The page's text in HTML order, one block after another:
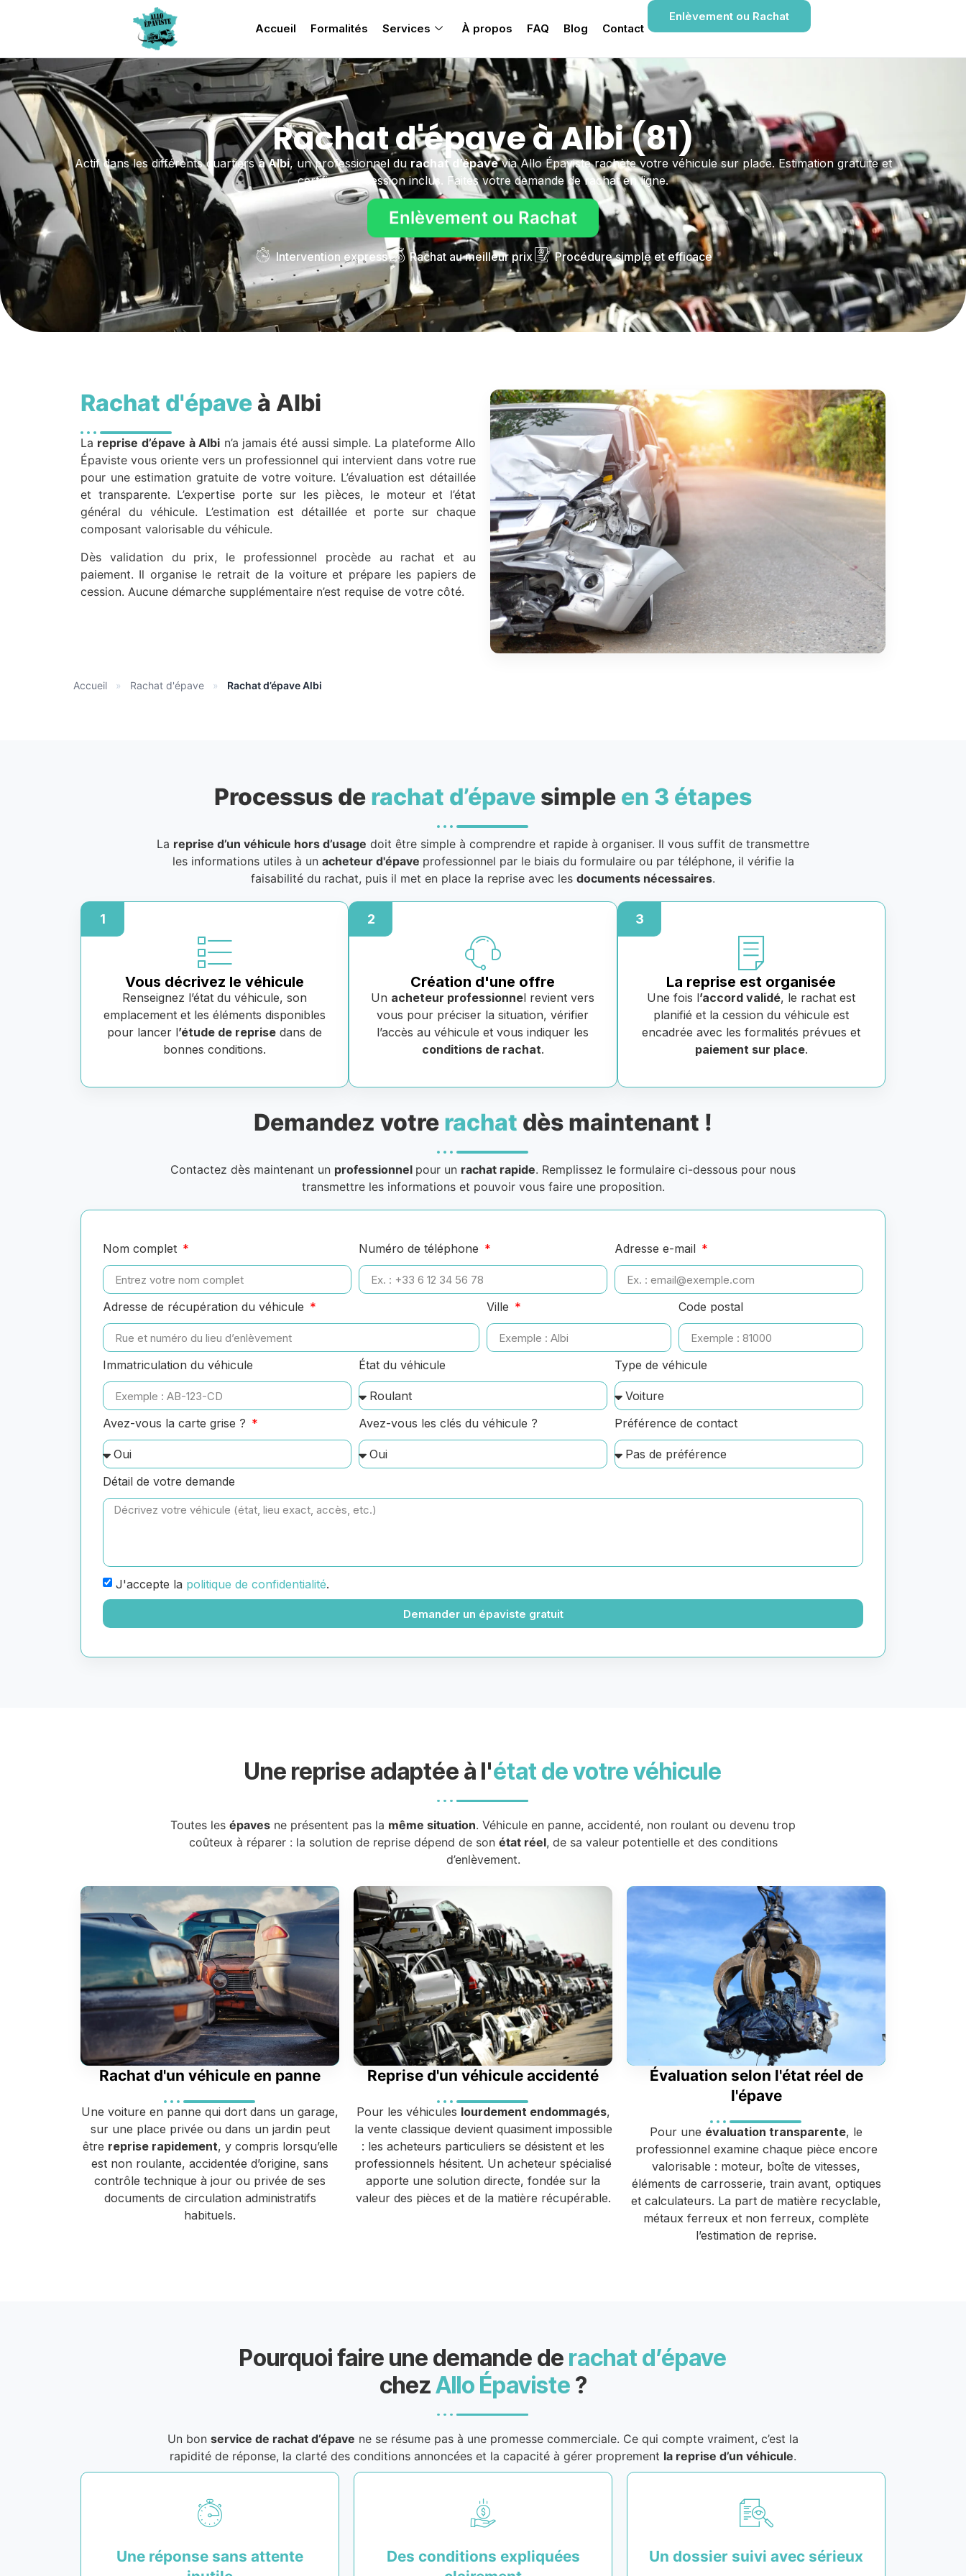
Accueil Formalités Services À propos FAQ Blog Contact
Enlèvement ou Rachat
Rachat d'épave à Albi (81)
Actif dans les différents quartiersà Albi, un professionnel du rachat d’épavevia Allo Épaviste rachète votre véhicule sur place. Estimation gratuite et
certificat de cession inclus. Faites votre demande de rachat en ligne.
Enlèvement ou Rachat
Intervention express Rachat au meilleur prix Procédure simple et efficace
Rachat d'épave à Albi
La reprise d’épave à Albi n’a jamais été aussi simple. La plateforme Allo
Épaviste vous oriente vers un professionnel qui intervient dans votre rue
pour une estimation gratuite de votre voiture. L’évaluation est détaillée
et transparente. L’expertise porte sur les pièces, le moteur et l’état
général du véhicule. L’estimation est détaillée et porte sur chaque
composant valorisable du véhicule.
Dès validation du prix, le professionnel procède au rachat et au
paiement. Il organise le retrait de la voiture et prépare les papiers de
cession. Aucune démarche supplémentaire n’est requise de votre côté.
Accueil » Rachat d'épave » Rachat d’épave Albi
Processus de rachat d’épave simple en 3 étapes
La reprise d’un véhicule hors d’usage doit être simple à comprendre et rapide à organiser. Il vous suffit de transmettre
les informations utiles à un acheteur d'épave professionnel par le biais du formulaire ou par téléphone, il vérifie la
faisabilité du rachat, puis il met en place la reprise avec les documents nécessaires.
1
Vous décrivez le véhicule
Renseignez l’état du véhicule, son
emplacement et les éléments disponibles
pour lancer l’étude de reprise dans de
bonnes conditions.
2
Création d'une offre
Un acheteur professionnel revient vers
vous pour préciser la situation, vérifier
l’accès au véhicule et vous indiquer les
conditions de rachat.
3
La reprise est organisée
Une fois l’accord validé, le rachat est
planifié et la cession du véhicule est
encadrée avec les formalités prévues et
paiement sur place.
Demandez votre rachat dès maintenant !
Contactez dès maintenant un professionnel pour un rachat rapide. Remplissez le formulaire ci-dessous pour nous
transmettre les informations et pouvoir vous faire une proposition.
Nom complet Numéro de téléphone Adresse e-mail
Adresse de récupération du véhicule Ville Code postal
Immatriculation du véhicule État du véhicule Type de véhicule
Avez-vous la carte grise ? Avez-vous les clés du véhicule ? Préférence de contact
Détail de votre demande
J'accepte la politique de confidentialité.
Demander un épaviste gratuit
Une reprise adaptée à l'état de votre véhicule
Toutes les épaves ne présentent pas la même situation. Véhicule en panne, accidenté, non roulant ou devenu trop
coûteux à réparer : la solution de reprise dépend de son état réel, de sa valeur potentielle et des conditions
d’enlèvement.
Rachat d'un véhicule en panne
Une voiture en panne qui dort dans un garage,
sur une place privée ou dans un jardin peut
être reprise rapidement, y compris lorsqu’elle
est non roulante, accidentée d’origine, sans
contrôle technique à jour ou privée de ses
documents de circulation administratifs
habituels.
Reprise d'un véhicule accidenté
Pour les véhicules lourdement endommagés,
la vente classique devient quasiment impossible
: les acheteurs particuliers se désistent et les
professionnels hésitent. Un acheteur spécialisé
apporte une solution directe, fondée sur la
valeur des pièces et de la matière récupérable.
Évaluation selon l'état réel de
l'épave
Pour une évaluation transparente, le
professionnel examine chaque pièce encore
valorisable : moteur, boîte de vitesses,
éléments de carrosserie, train avant, optiques
et calculateurs. La part de matière recyclable,
métaux ferreux et non ferreux, complète
l’estimation de reprise.
Pourquoi faire une demande de rachat d’épave
chezAllo Épaviste ?
Un bon service de rachat d’épave ne se résume pas à une promesse commerciale. Ce qui compte vraiment, c’est la
rapidité de réponse, la clarté des conditions annoncées et la capacité à gérer proprement la reprise d’un véhicule.
Une réponse sans attente
Des conditions expliquées
Un dossier suivi avec sérieux